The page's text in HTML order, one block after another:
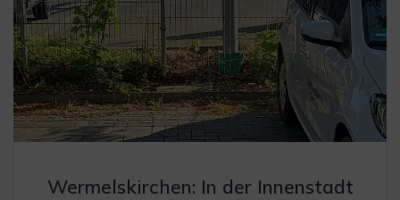
Wermelskirchen: In der Innenstadt